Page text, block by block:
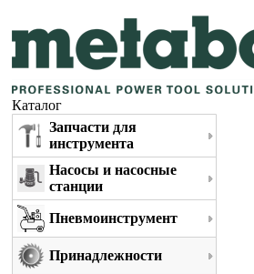
Каталог
Запчасти для
инструмента
Насосы и насосные
станции
Пневмоинструмент
Принадлежности